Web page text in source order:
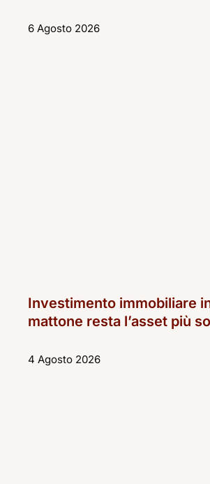
6 Agosto 2026
Investimento immobiliare
mattone resta l’asset più
4 Agosto 2026